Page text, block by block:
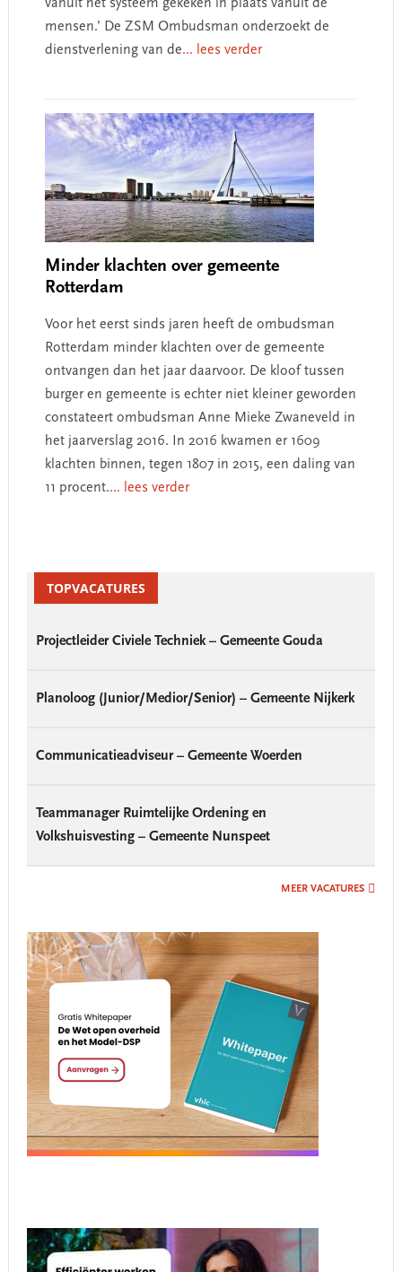
vanuit het systeem gekeken in plaats vanuit de
mensen.’ De ZSM Ombudsman onderzoekt de
dienstverlening van de... lees verder
Minder klachten over gemeente
Rotterdam
Voor het eerst sinds jaren heeft de ombudsman
Rotterdam minder klachten over de gemeente
ontvangen dan het jaar daarvoor. De kloof tussen
burger en gemeente is echter niet kleiner geworden
constateert ombudsman Anne Mieke Zwaneveld in
het jaarverslag 2016. In 2016 kwamen er 1609
klachten binnen, tegen 1807 in 2015, een daling van
11 procent.... lees verder
SidebarTOPVACATURES
Projectleider Civiele Techniek – Gemeente Gouda
Planoloog (Junior/Medior/Senior) – Gemeente Nijkerk
Communicatieadviseur – Gemeente Woerden
Teammanager Ruimtelijke Ordening en
Volkshuisvesting – Gemeente Nunspeet
MEER VACATURES